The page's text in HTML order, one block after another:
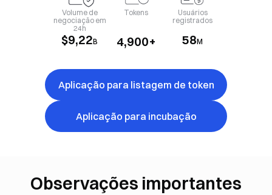
$9,22B
Volume de
negociação em
24h
4,900+
Tokens
58M
Usuários
registrados
Aplicação para listagem de token
Aplicação para incubação
Observações importantes